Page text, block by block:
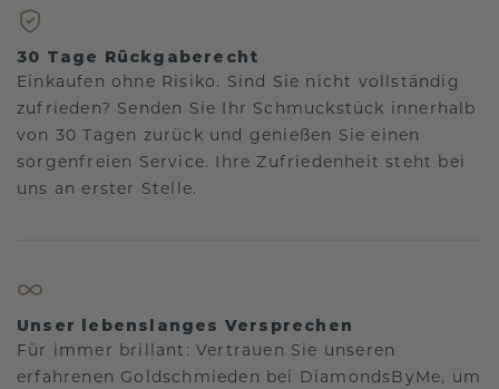
30 Tage Rückgaberecht
Einkaufen ohne Risiko. Sind Sie nicht vollständig
zufrieden? Senden Sie Ihr Schmuckstück innerhalb
von 30 Tagen zurück und genießen Sie einen
sorgenfreien Service. Ihre Zufriedenheit steht bei
uns an erster Stelle.
Unser lebenslanges Versprechen
Für immer brillant: Vertrauen Sie unseren
erfahrenen Goldschmieden bei DiamondsByMe, um